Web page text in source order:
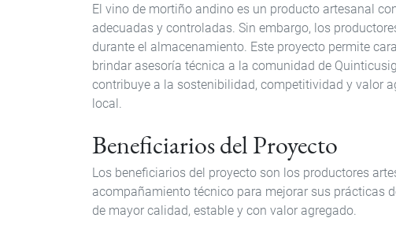
El vino de mortiño andino es un producto artesanal
adecuadas y controladas. Sin embargo, los
durante el almacenamiento. Este proyecto permite
brindar asesoría técnica a la comunidad de
contribuye a la sostenibilidad, competitividad y valor
local.
Beneficiarios del Proyecto
Los beneficiarios del proyecto son los productores
acompañamiento técnico para mejorar sus prácticas
de mayor calidad, estable y con valor agregado.